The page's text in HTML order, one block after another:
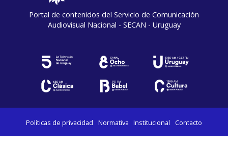
Portal de contenidos del Servicio de Comunicación
Audiovisual Nacional - SECAN - Uruguay
Políticas de privacidad Normativa Institucional Contacto